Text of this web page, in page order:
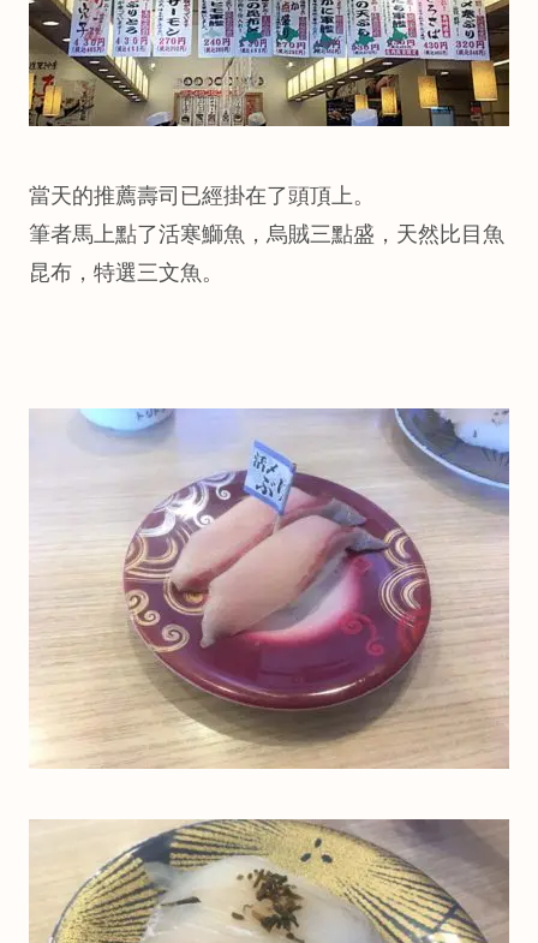
當天的推薦壽司已經掛在了頭頂上。
筆者馬上點了活寒鰤魚，烏賊三點盛，天然比目魚
昆布，特選三文魚。